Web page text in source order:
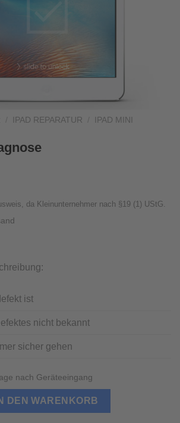
IPAD REPARATUR
IPAD MINI
da Kleinunternehmer nach §19 (1) UStG.
ist
nicht bekannt
sicher gehen
nach Geräteeingang
Menge
DEN WARENKORB